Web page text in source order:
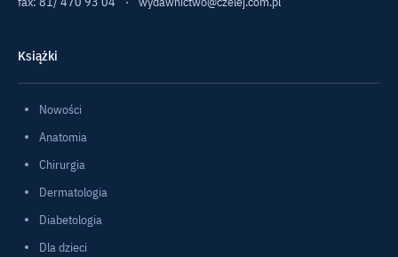
Książki
Nowości
Anatomia
Chirurgia
Dermatologia
Diabetologia
Dla dzieci